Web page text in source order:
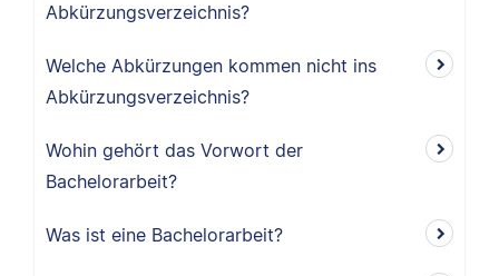
Abkürzungsverzeichnis?
Welche Abkürzungen kommen nicht ins
Abkürzungsverzeichnis?
Wohin gehört das Vorwort der
Bachelorarbeit?
Was ist eine Bachelorarbeit?